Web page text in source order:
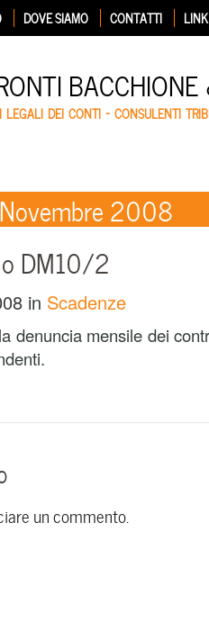
DOVE SIAMO CONTATTI LINK
LEGALI DEI CONTI – CONSULENTI
2008
DM10/2
in Scadenze
denuncia mensile dei
un commento.